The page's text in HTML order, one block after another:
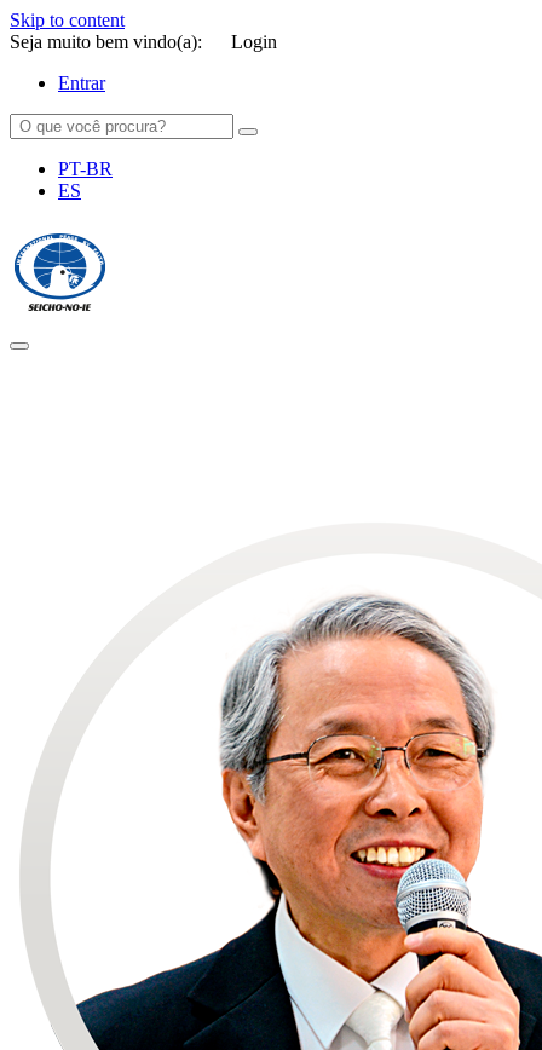
Skip to content
Seja muito bem vindo(a):
Login
Entrar
PT-BR
ES